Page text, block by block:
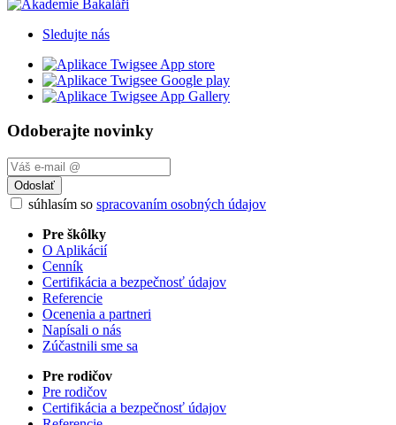
Sledujte nás
Odoberajte novinky
Odoslať
súhlasím so spracovaním osobných údajov
Pre škôlky
O Aplikácií
Cenník
Certifikácia a bezpečnosť údajov
Referencie
Ocenenia a partneri
Napísali o nás
Zúčastnili sme sa
Pre rodičov
Pre rodičov
Certifikácia a bezpečnosť údajov